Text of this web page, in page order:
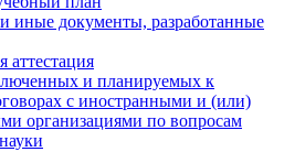
иные документы, разработанные
аттестация
и планируемых к
с иностранными и (или)
организациями по вопросам